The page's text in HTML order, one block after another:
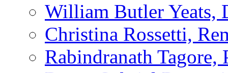
William Butler Yeats,
Christina Rossetti,
Rabindranath Tagore,